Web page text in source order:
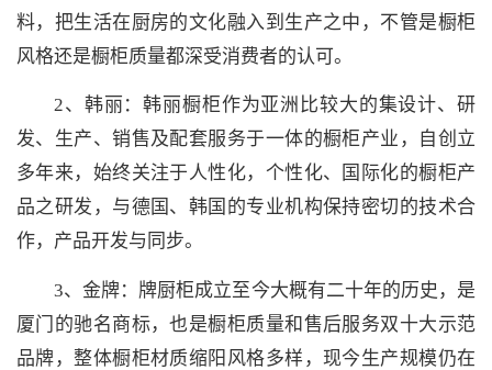
料，把生活在厨房的文化融入到生产之中，不管是橱柜
风格还是橱柜质量都深受消费者的认可。
2、韩丽：韩丽橱柜作为亚洲比较大的集设计、研
发、生产、销售及配套服务于一体的橱柜产业，自创立
多年来，始终关注于人性化，个性化、国际化的橱柜产
品之研发，与德国、韩国的专业机构保持密切的技术合
作，产品开发与同步。
3、金牌：牌厨柜成立至今大概有二十年的历史，是
厦门的驰名商标，也是橱柜质量和售后服务双十大示范
品牌，整体橱柜材质缩阳风格多样，现今生产规模仍在